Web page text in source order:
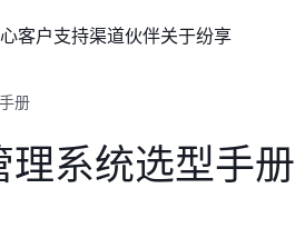
客户支持渠道伙伴关于纷享
册
系统选型手册